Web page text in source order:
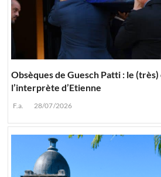
Obsèques de Guesch Patti : le
l’interprète d’Etienne
F.a. 28/07/2026